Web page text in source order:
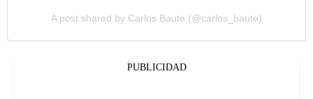
A post shared by Carlos Baute (@carlos_baute)
PUBLICIDAD